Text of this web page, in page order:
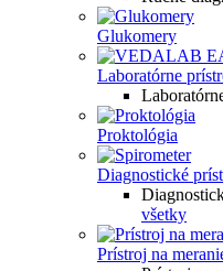
Glukomery
Laboratórne
Proktológia
Diagnostické
všetky
Prístroj na